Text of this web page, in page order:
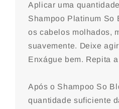
Aplicar uma
Shampoo Platinum So
os cabelos molhados,
suavemente. Deixe
Enxágue bem. Repita
Após o Shampoo So
quantidade suficiente